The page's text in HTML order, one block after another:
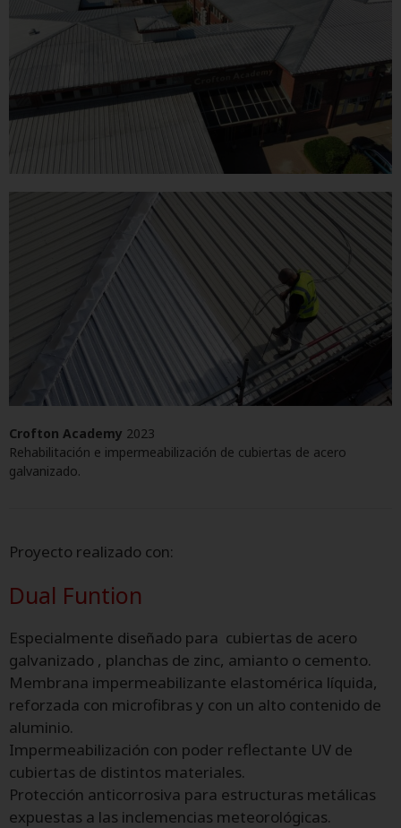
Crofton Academy 2023
Rehabilitación e impermeabilización de cubiertas de acero
galvanizado.
Proyecto realizado con:
Dual Funtion
Especialmente diseñado para cubiertas de acero
galvanizado , planchas de zinc, amianto o cemento.
Membrana impermeabilizante elastomérica líquida,
reforzada con microfibras y con un alto contenido de
aluminio.
Impermeabilización con poder reflectante UV de
cubiertas de distintos materiales.
Protección anticorrosiva para estructuras metálicas
expuestas a las inclemencias meteorológicas.